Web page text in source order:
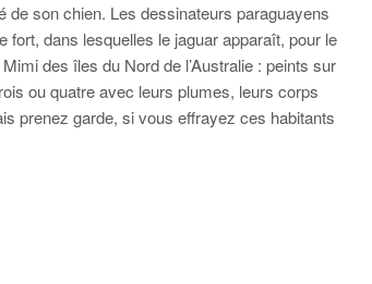
de son chien. Les dessinateurs paraguayens
dans lesquelles le jaguar apparaît, pour le
des îles du Nord de l’Australie : peints sur
ou quatre avec leurs plumes, leurs corps
prenez garde, si vous effrayez ces habitants